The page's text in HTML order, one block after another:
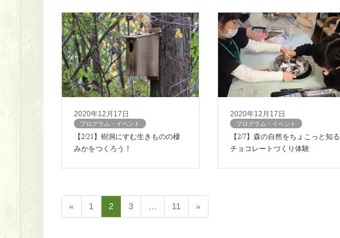
2020年12月17日
プログラム・イベント
【2/21】樹洞にすむ生きものの棲
みかをつくろう！
2020年12月17日
プログラム・イベント
【2/7】森の自然をちょこっと知る
チョコレートづくり体験
« 1 2 3 11 »